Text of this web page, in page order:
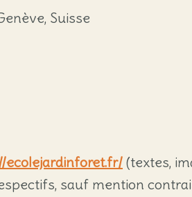
Suisse
ecolejardinforet.fr/ (textes,
sauf mention